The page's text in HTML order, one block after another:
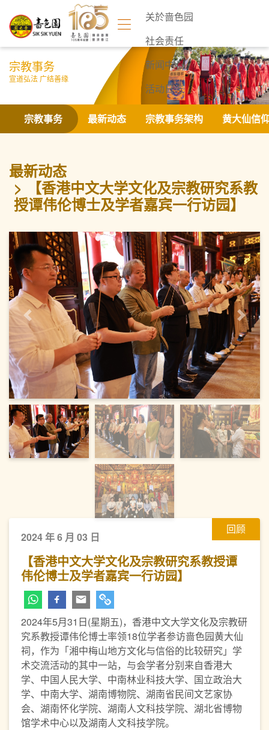
关於啬色园
社会责任
新闻中心
活动日志
联络我们
宗教事务
宣道弘法 广结善缘
宗教事务 最新动态 宗教事务架构 黄大仙信
最新动态
【香港中文大学文化及宗教研究系教
授谭伟伦博士及学者嘉宾一行访园】
上一页 下一页
回顾
2024 年 6 月 03 日
【香港中文大学文化及宗教研究系教授谭
伟伦博士及学者嘉宾一行访园】
2024年5月31日(星期五)，香港中文大学文化及宗教研
究系教授谭伟伦博士率领18位学者参访啬色园黄大仙
祠，作为「湘中梅山地方文化与信俗的比较研究」学
术交流活动的其中一站，与会学者分别来自香港大
学、中国人民大学、中南林业科技大学、国立政治大
学、中南大学、湖南博物院、湖南省民间文艺家协
会、湖南怀化学院、湖南人文科技学院、湖北省博物
馆学术中心以及湖南人文科技学院。